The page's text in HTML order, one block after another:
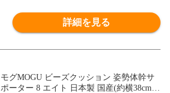
詳細を見る
モグMOGU ビーズクッション 姿勢体幹サ
ポーター 8 エイト 日本製 国産(約横38cm×